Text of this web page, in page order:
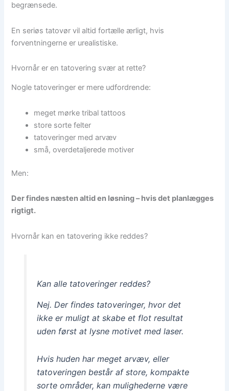
begrænsede.
En seriøs tatovør vil altid fortælle ærligt, hvis
forventningerne er urealistiske.
Hvornår er en tatovering svær at rette?
Nogle tatoveringer er mere udfordrende:
meget mørke tribal tattoos
store sorte felter
tatoveringer med arvæv
små, overdetaljerede motiver
Men:
Der findes næsten altid en løsning – hvis det planlægges
rigtigt.
Hvornår kan en tatovering ikke reddes?
Kan alle tatoveringer reddes?
Nej. Der findes tatoveringer, hvor det
ikke er muligt at skabe et flot resultat
uden først at lysne motivet med laser.
Hvis huden har meget arvæv, eller
tatoveringen består af store, kompakte
sorte områder, kan mulighederne være